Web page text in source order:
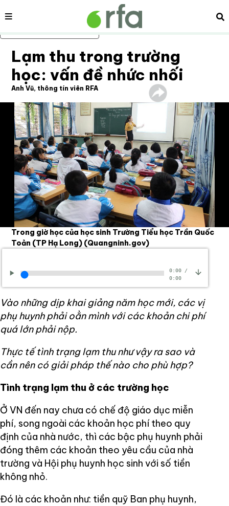
Bỏ qua nội dung chính
Nội dung
Lạm thu trong trường
học: vấn đề nhức nhối
Anh Vũ, thông tín viên RFA
Trong giờ học của học sinh Trường Tiểu học Trần Quốc
Toản (TP Hạ Long) (Quangninh.gov)
0:00/
0:00
Vào những dịp khai giảng năm học mới, các vị
phụ huynh phải oằn mình với các khoản chi phí
quá lớn phải nộp.
Thực tế tình trạng lạm thu như vậy ra sao và
cần nên có giải pháp thế nào cho phù hợp?
Tình trạng lạm thu ở các trường học
Ở VN đến nay chưa có chế độ giáo dục miễn
phí, song ngoài các khoản học phí theo quy
định của nhà nước, thì các bậc phụ huynh phải
đóng thêm các khoản theo yêu cầu của nhà
trường và Hội phụ huynh học sinh với số tiền
không nhỏ.
Đó là các khoản như: tiền quỹ Ban phụ huynh,